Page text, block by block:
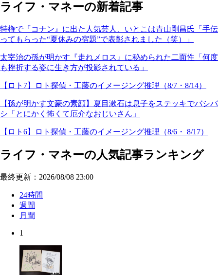
ライフ・マネーの新着記事
特権で『コナン』に出た人気芸人、いとこは青山剛昌氏「手伝
ってもらった“夏休みの宿題”で表彰されました（笑）」
太宰治の孫が明かす『走れメロス』に秘められた二面性「何度
も挫折する姿に生き方が投影されている」
【ロト7】ロト探偵・工藤のイメージング推理（8/7・8/14）
【孫が明かす文豪の素顔】夏目漱石は息子をステッキでバシバ
シ「とにかく怖くて厄介なおじいさん」
【ロト6】ロト探偵・工藤のイメージング推理（8/6・ 8/17）
ライフ・マネーの人気記事ランキング
最終更新：2026/08/08 23:00
24時間
週間
月間
1